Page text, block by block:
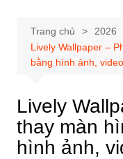
Trang chủ 2026
Lively Wallpaper –
bằng hình ảnh,
Lively
thay màn
hình ảnh,